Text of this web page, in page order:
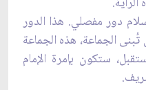
دور مفصلي. هذا الدور
الجماعة، هذه الجماعة
ستكون بإمرة الإمام